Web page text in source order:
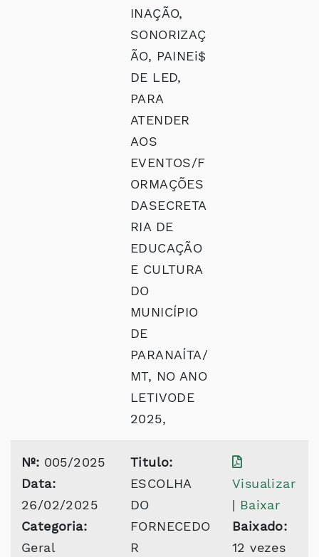
INAÇÃO,
SONORIZAÇ
ÃO, PAINEi$
DE LED,
PARA
ATENDER
AOS
EVENTOS/F
ORMAÇÕES
DASECRETA
RIA DE
EDUCAÇÃO
E CULTURA
DO
MUNICÍPIO
DE
PARANAÍTA/
MT, NO ANO
LETIVODE
2025,
Nº: 005/2025
Data:
26/02/2025
Categoria:
Geral
Titulo:
ESCOLHA
DO
FORNECEDO
R
Visualizar
| Baixar
Baixado:
12 vezes